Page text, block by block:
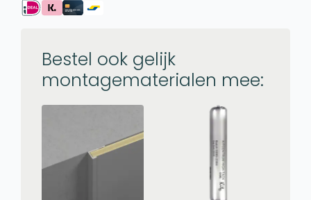
Bestel ook gelijk
montagematerialen mee: